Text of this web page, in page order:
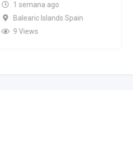
1 semana ago
Balearic Islands Spain
9 Views